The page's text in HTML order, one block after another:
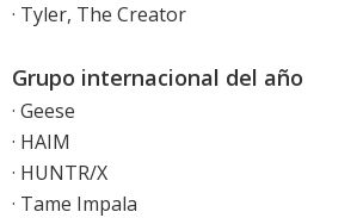
· Tyler, The Creator
Grupo internacional del año
· Geese
· HAIM
· HUNTR/X
· Tame Impala